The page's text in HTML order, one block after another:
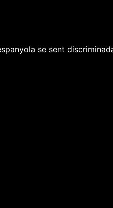
se sent